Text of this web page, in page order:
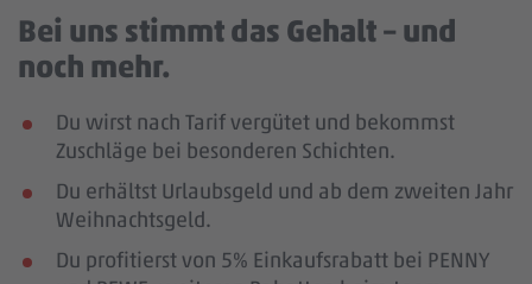
Bei uns stimmt das Gehalt – und
noch mehr.
Du wirst nach Tarif vergütet und bekommst
Zuschläge bei besonderen Schichten.
Du erhältst Urlaubsgeld und ab dem zweiten Jahr
Weihnachtsgeld.
Du profitierst von 5% Einkaufsrabatt bei PENNY